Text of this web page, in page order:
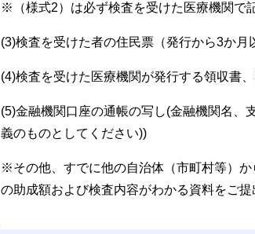
※（様式2）は必ず検査を受けた医療機関で
(3)検査を受けた者の住民票（発行から3か月
(4)検査を受けた医療機関が発行する領収書
(5)金融機関口座の通帳の写し(金融機関名、
義のものとしてください))
※その他、すでに他の自治体（市町村等）
の助成額および検査内容がわかる資料をご提